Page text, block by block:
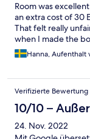
Room was
an extra cost of 30
That felt really
when I made the
Hanna, Aufenthalt
Verifizierte Bewertung
10/10 –
24. Nov. 2022